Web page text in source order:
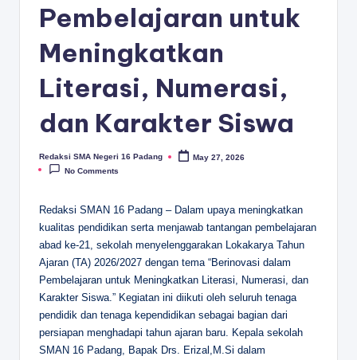
Pembelajaran untuk
Meningkatkan
Literasi, Numerasi,
dan Karakter Siswa
Posted
by
Redaksi SMA Negeri 16 Padang
May 27, 2026
No Comments
Redaksi SMAN 16 Padang – Dalam upaya meningkatkan
kualitas pendidikan serta menjawab tantangan pembelajaran
abad ke-21, sekolah menyelenggarakan Lokakarya Tahun
Ajaran (TA) 2026/2027 dengan tema “Berinovasi dalam
Pembelajaran untuk Meningkatkan Literasi, Numerasi, dan
Karakter Siswa.” Kegiatan ini diikuti oleh seluruh tenaga
pendidik dan tenaga kependidikan sebagai bagian dari
persiapan menghadapi tahun ajaran baru. Kepala sekolah
SMAN 16 Padang, Bapak Drs. Erizal,M.Si dalam